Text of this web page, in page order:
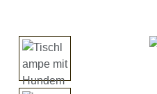
Bildergalerie überspringen